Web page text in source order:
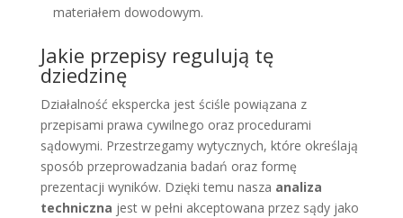
materiałem dowodowym.
Jakie przepisy regulują tę
dziedzinę
Działalność ekspercka jest ściśle powiązana z
przepisami prawa cywilnego oraz procedurami
sądowymi. Przestrzegamy wytycznych, które określają
sposób przeprowadzania badań oraz formę
prezentacji wyników. Dzięki temu nasza analiza
techniczna jest w pełni akceptowana przez sądy jako